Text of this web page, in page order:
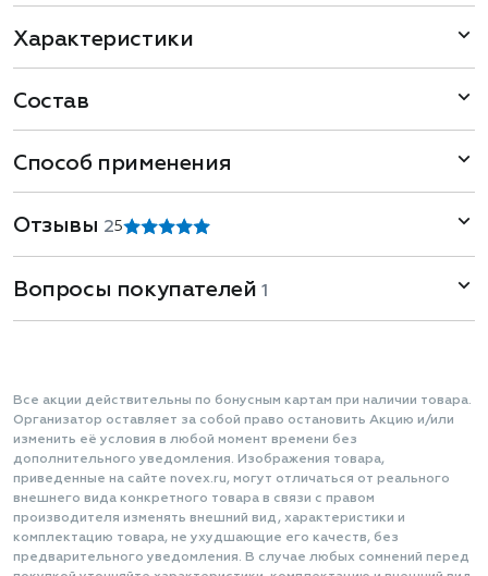
Характеристики
Состав
Способ применения
Отзывы 25
Вопросы покупателей 1
Все акции действительны по бонусным картам при наличии товара.
Организатор оставляет за собой право остановить Акцию и/или
изменить её условия в любой момент времени без
дополнительного уведомления. Изображения товара,
приведенные на сайте novex.ru, могут отличаться от реального
внешнего вида конкретного товара в связи с правом
производителя изменять внешний вид, характеристики и
комплектацию товара, не ухудшающие его качеств, без
предварительного уведомления. В случае любых сомнений перед